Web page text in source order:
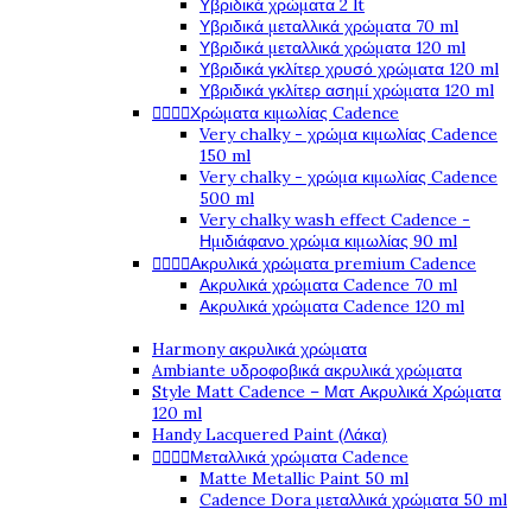
Υβριδικά χρώματα 2 lt
Υβριδικά μεταλλικά χρώματα 70 ml
Υβριδικά μεταλλικά χρώματα 120 ml
Υβριδικά γκλίτερ χρυσό χρώματα 120 ml
Υβριδικά γκλίτερ ασημί χρώματα 120 ml
Χρώματα κιμωλίας Cadence
Very chalky - χρώμα κιμωλίας Cadence
150 ml
Very chalky - χρώμα κιμωλίας Cadence
500 ml
Very chalky wash effect Cadence -
Ημιδιάφανο χρώμα κιμωλίας 90 ml
Ακρυλικά χρώματα premium Cadence
Ακρυλικά χρώματα Cadence 70 ml
Ακρυλικά χρώματα Cadence 120 ml
Harmony ακρυλικά χρώματα
Ambiante υδροφοβικά ακρυλικά χρώματα
Style Matt Cadence – Ματ Ακρυλικά Χρώματα
120 ml
Handy Lacquered Paint (Λάκα)
Μεταλλικά χρώματα Cadence
Matte Metallic Paint 50 ml
Cadence Dora μεταλλικά χρώματα 50 ml